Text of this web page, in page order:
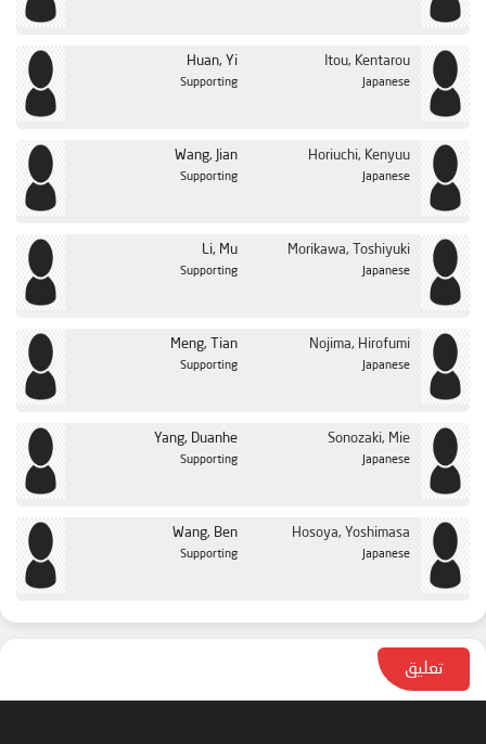
Huan, Yi
Supporting
Itou, Kentarou
Japanese
Wang, Jian
Supporting
Horiuchi, Kenyuu
Japanese
Li, Mu
Supporting
Morikawa, Toshiyuki
Japanese
Meng, Tian
Supporting
Nojima, Hirofumi
Japanese
Yang, Duanhe
Supporting
Sonozaki, Mie
Japanese
Wang, Ben
Supporting
Hosoya, Yoshimasa
Japanese
تعليق